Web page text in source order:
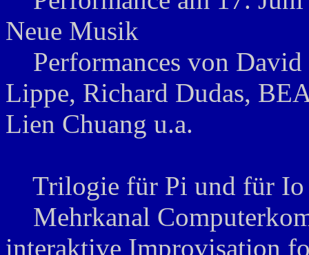
Neue Musik
Performances von
Lippe, Richard Dudas,
Lien Chuang u.a.
Trilogie für Pi und für Io
Mehrkanal
interaktive Improvisation